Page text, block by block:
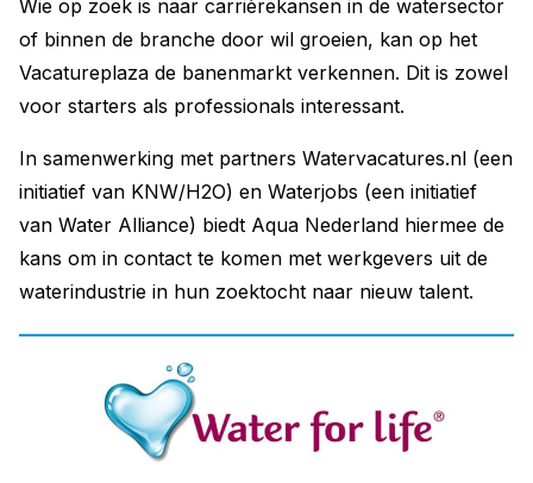
Wie op zoek is naar carrièrekansen in de watersector
of binnen de branche door wil groeien, kan op het
Vacatureplaza de banenmarkt verkennen. Dit is zowel
voor starters als professionals interessant.
In samenwerking met partners Watervacatures.nl (een
initiatief van KNW/H2O) en Waterjobs (een initiatief
van Water Alliance) biedt Aqua Nederland hiermee de
kans om in contact te komen met werkgevers uit de
waterindustrie in hun zoektocht naar nieuw talent.